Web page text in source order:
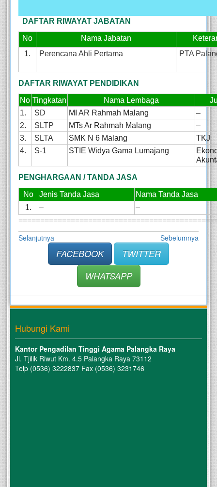
DAFTAR RIWAYAT JABATAN
No Nama Jabatan
1.
Perencana Ahli Pertama PTA
DAFTAR RIWAYAT PENDIDIKAN
No Tingkatan Nama Lembaga
1.
SD MI AR Rahmah Malang
–
2.
SLTP MTs Ar Rahmah Malang
–
3.
SLTA SMK N 6 Malang
TKJ
4.
S-1 STIE Widya Gama Lumajang
PENGHARGAAN / TANDA JASA
No Jenis Tanda Jasa
Nama Tanda Jasa
1.
–
–
Selanjutnya Sebelumnya
FACEBOOK
TWITTER
WHATSAPP
Hubungi Kami
Kantor Pengadilan Tinggi Agama Palangka Raya
Jl. Tjilik Riwut Km. 4.5 Palangka Raya 73112
Telp (0536) 3222837 Fax (0536) 3231746